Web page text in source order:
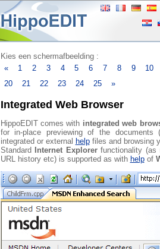
Kies een schermafbeelding :
«
1 2 3 4 5 6 7 8 9
10
20
21 22 23 24 25 »
Integrated Web Browser
HippoEDIT comes with integrated web
for in-place previewing of the
integrated or external helpfiles and browsing
Standard
Internet Explorerfunctionality (as
URL history etc) is supported as with helpof